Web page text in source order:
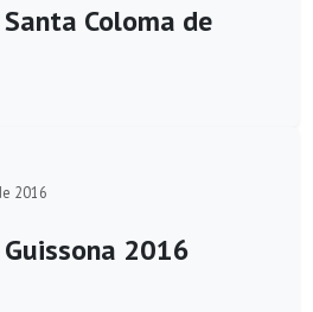
Coloma de
2016
2016